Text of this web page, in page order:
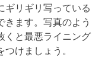
ギリギリ写っている
ます。写真のよう
くと最悪ライニング
けましょう。